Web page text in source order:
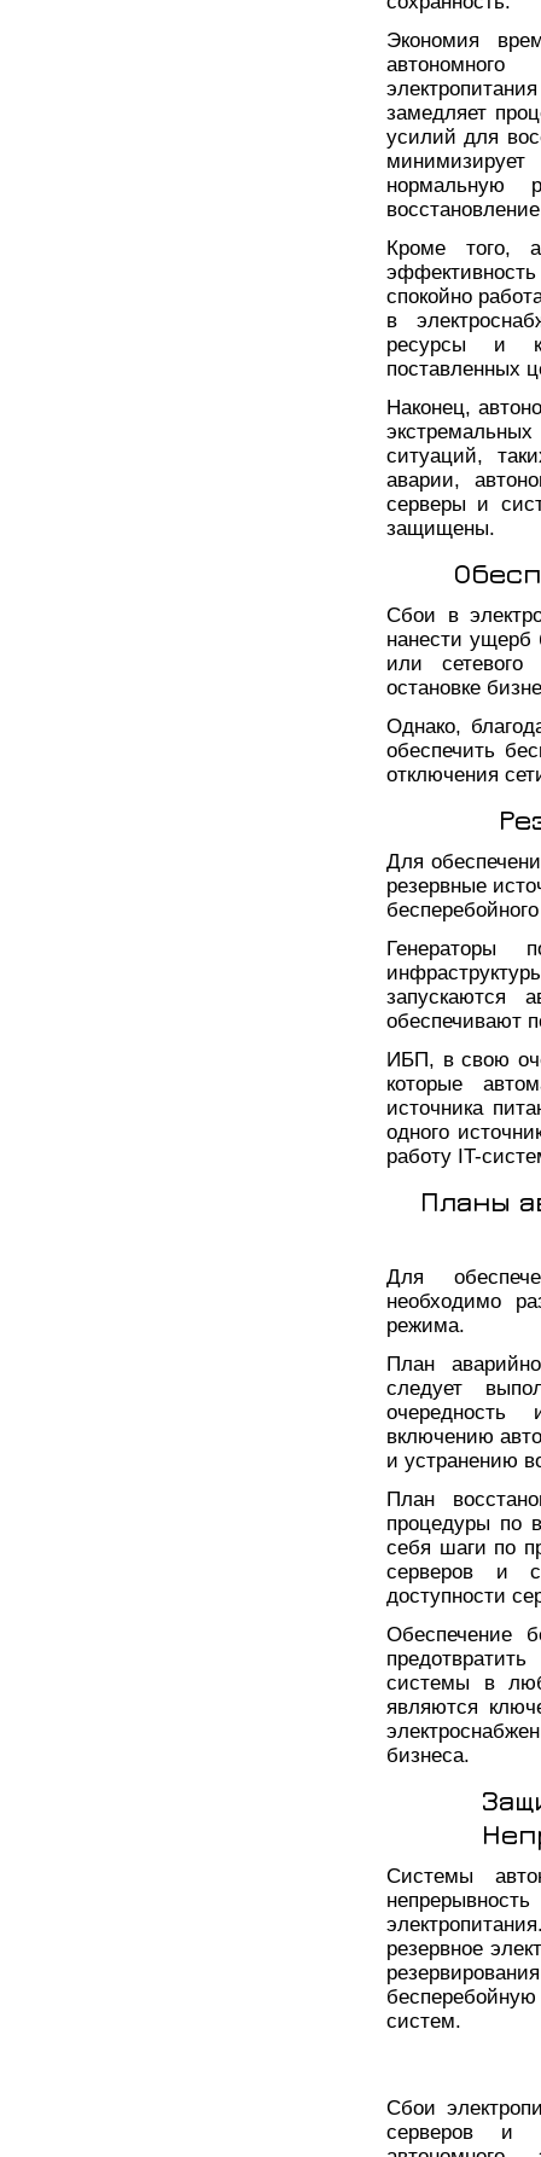
Экономия
замедляет
усилий для
нормальную
Кроме того,
спокойно
в
ресурсы и
поставленных
Наконец,
ситуаций,
аварии,
серверы и
защищены.
Сбои в
нанести ущерб
или
остановке
Однако,
обеспечить
отключения
Для
резервные
Генераторы
запускаются
обеспечивают
ИБП, в свою
которые
источника
одного
работу IT-
Планы
Для
необходимо
режима.
План
следует
очередность
включению
и устранению
План
процедуры по
себя шаги по
серверов и
доступности
Обеспечение
системы в
являются
бизнеса.
Системы
резервное
систем.
Сбои
серверов и